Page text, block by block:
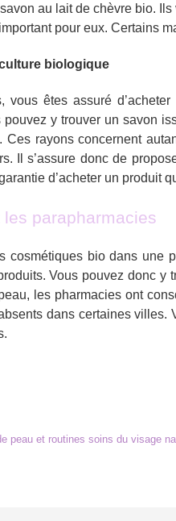
au lait de chèvre bio.
pour eux. Certains
biologique
vous êtes assuré d’acheter
pouvez y trouver un savon
Ces rayons concernent
Il s’assure donc de
d’acheter un produit
parapharmacies
cosmétiques bio dans une
Vous pouvez donc
les pharmacies ont
dans certaines villes.
peau et routines soins du visage